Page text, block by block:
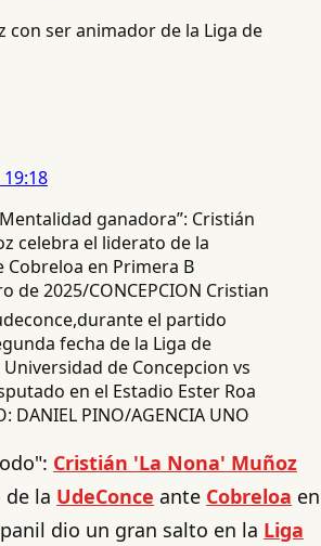
con ser animador de la Liga de
de 2025/CONCEPCION Cristian
el partido
fecha de la Liga de
de Concepcion vs
en el Estadio Ester Roa
DANIEL PINO/AGENCIA UNO
Cristián 'La Nona' Muñoz
la UdeConce ante Cobreloa en
dio un gran salto en la Liga